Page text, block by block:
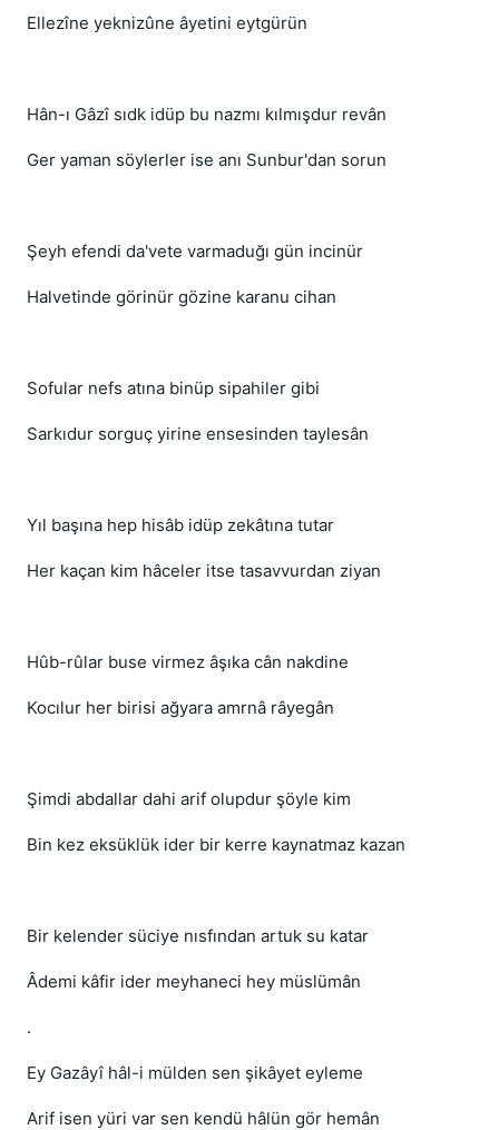
Ellezîne yeknizûne âyetini eytgürün
Hân-ı Gâzî sıdk idüp bu nazmı kılmışdur revân
Ger yaman söylerler ise anı Sunbur'dan sorun
Şeyh efendi da'vete varmaduğı gün incinür
Halvetinde görinür gözine karanu cihan
Sofular nefs atına binüp sipahiler gibi
Sarkıdur sorguç yirine ensesinden taylesân
Yıl başına hep hisâb idüp zekâtına tutar
Her kaçan kim hâceler itse tasavvurdan ziyan
Hûb-rûlar buse virmez âşıka cân nakdine
Kocılur her birisi ağyara amrnâ râyegân
Şimdi abdallar dahi arif olupdur şöyle kim
Bin kez eksüklük ider bir kerre kaynatmaz kazan
Bir kelender süciye nısfından artuk su katar
Âdemi kâfir ider meyhaneci hey müslümân
.
Ey Gazâyî hâl-i mülden sen şikâyet eyleme
Arif isen yüri var sen kendü hâlün gör hemân